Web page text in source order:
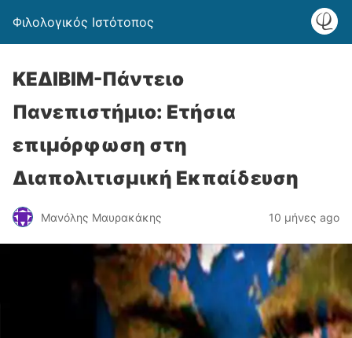
Φιλολογικός Ιστότοπος
ΚΕΔΙΒΙΜ-Πάντειο
Πανεπιστήμιο: Ετήσια
επιμόρφωση στη
Διαπολιτισμική Εκπαίδευση
Μανόλης Μαυρακάκης 10 μήνες ago